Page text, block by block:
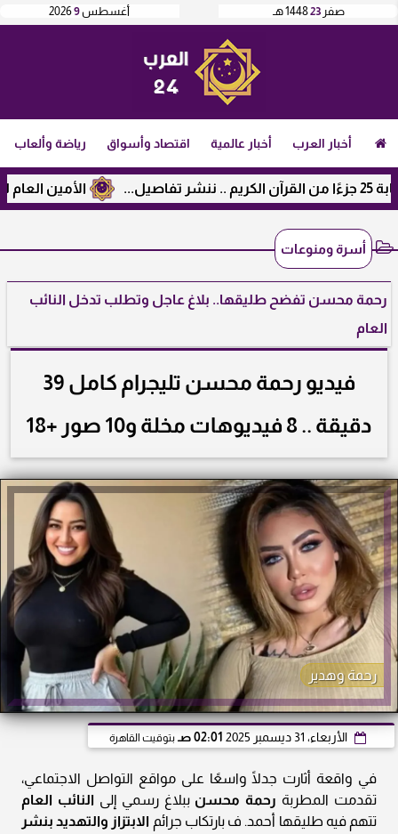
أغسطس9
2026 صفر 231448 هـ
أخبار العرب أخبار عالمية اقتصاد وأسواق رياضة وألعاب
الأمين العام لرابطة الجامعات
أسرة ومنوعات
رحمة محسن تفضح طليقها.. بلاغ عاجل وتطلب تدخل النائب
العام
فيديو رحمة محسن تليجرام كامل 39
دقيقة .. 8 فيديوهات مخلة و10 صور +18
رحمة وهدير
الأربعاء، 31 ديسمبر 2025 02:01 صـ بتوقيت القاهرة
في واقعة أثارت جدلًا واسعًا على مواقع التواصل الاجتماعي،
تقدمت المطربة رحمة محسن ببلاغ رسمي إلى النائب العام
تتهم فيه طليقها أحمد. ف بارتكاب جرائم الابتزاز والتهديد بنشر